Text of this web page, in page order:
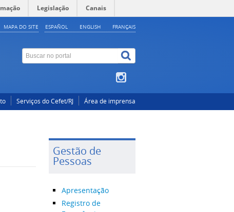
Legislação Canais
ESPAÑOL ENGLISH FRANÇAIS
MAPA DO SITE
Serviços do Cefet/RJ Área de imprensa
Gestão de
Pessoas
Apresentação
Registro de